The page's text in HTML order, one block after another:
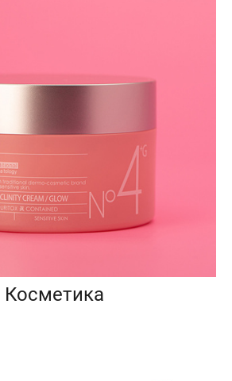
Косметика